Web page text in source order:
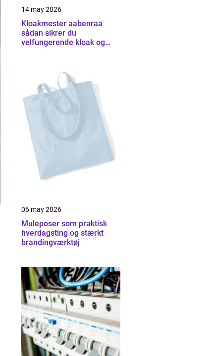
14 may 2026
Kloakmester aabenraa
sådan sikrer du
velfungerende kloak og
06 may 2026
Muleposer som praktisk
hverdagsting og stærkt
brandingværktøj